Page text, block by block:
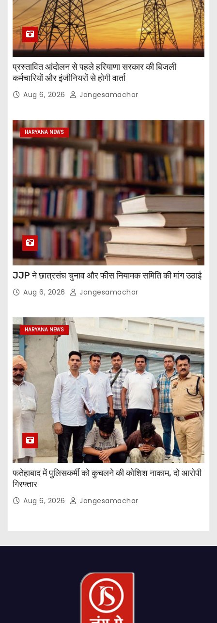
प्रस्तावित आंदोलन से पहले हरियाणा सरकार की बिजली
कर्मचारियों और इंजीनियरों से होगी वार्ता
Aug 6, 2026 Jangesamachar
HARYANA NEWS
JJP ने छात्रसंघ चुनाव और फीस नियामक समिति की मांग उठाई
Aug 6, 2026 Jangesamachar
HARYANA NEWS
फतेहाबाद में पुलिसकर्मी को कुचलने की कोशिश नाकाम, दो आरोपी
गिरफ्तार
Aug 6, 2026 Jangesamachar